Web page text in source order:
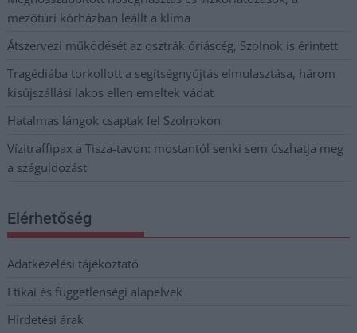
mezőtúri kórházban leállt a klíma
Átszervezi működését az osztrák óriáscég, Szolnok is érintett
Tragédiába torkollott a segítségnyújtás elmulasztása, három
kisújszállási lakos ellen emeltek vádat
Hatalmas lángok csaptak fel Szolnokon
Vízitraffipax a Tisza-tavon: mostantól senki sem úszhatja meg
a száguldozást
Elérhetőség
Adatkezelési tájékoztató
Etikai és függetlenségi alapelvek
Hirdetési árak